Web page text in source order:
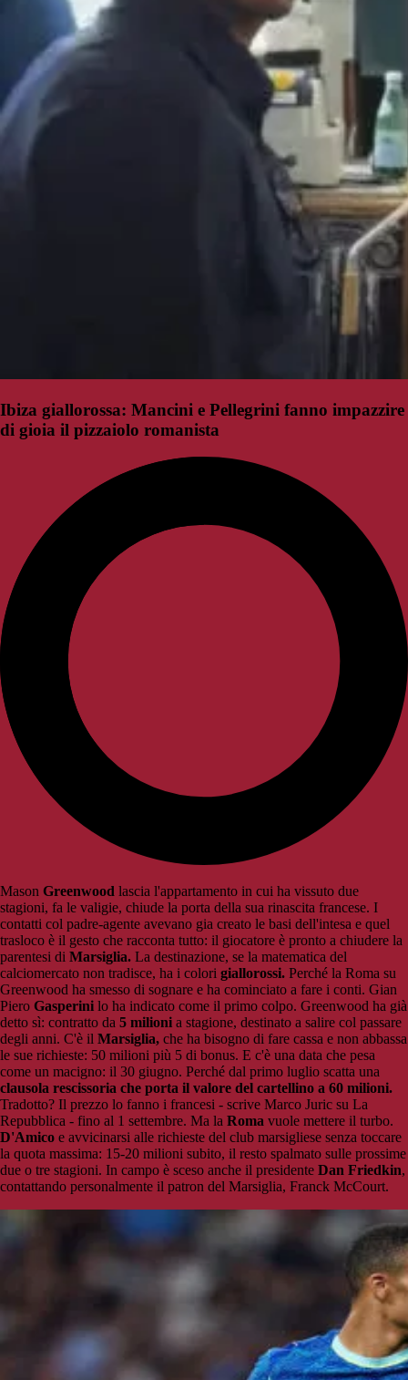
Ibiza giallorossa: Mancini e Pellegrini fanno impazzire
di gioia il pizzaiolo romanista
Mason Greenwood lascia l'appartamento in cui ha vissuto due
stagioni, fa le valigie, chiude la porta della sua rinascita francese. I
contatti col padre-agente avevano gia creato le basi dell'intesa e quel
trasloco è il gesto che racconta tutto: il giocatore è pronto a chiudere la
parentesi di Marsiglia. La destinazione, se la matematica del
calciomercato non tradisce, ha i colori giallorossi. Perché la Roma su
Greenwood ha smesso di sognare e ha cominciato a fare i conti. Gian
Piero Gasperini lo ha indicato come il primo colpo. Greenwood ha già
detto sì: contratto da 5 milioni a stagione, destinato a salire col passare
degli anni. C'è il Marsiglia, che ha bisogno di fare cassa e non abbassa
le sue richieste: 50 milioni più 5 di bonus. E c'è una data che pesa
come un macigno: il 30 giugno. Perché dal primo luglio scatta una
clausola rescissoria che porta il valore del cartellino a 60 milioni.
Tradotto? Il prezzo lo fanno i francesi - scrive Marco Juric su La
Repubblica - fino al 1 settembre. Ma la Roma vuole mettere il turbo.
D'Amico e avvicinarsi alle richieste del club marsigliese senza toccare
la quota massima: 15-20 milioni subito, il resto spalmato sulle prossime
due o tre stagioni. In campo è sceso anche il presidente Dan Friedkin,
contattando personalmente il patron del Marsiglia, Franck McCourt.